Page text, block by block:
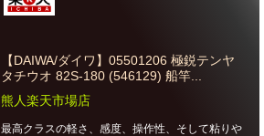
【DAIWA/ダイワ】05501206 極鋭テンヤ
タチウオ 82S-180 (546129) 船竿...
熊人楽天市場店
最高クラスの軽さ、感度、操作性、そして粘りや